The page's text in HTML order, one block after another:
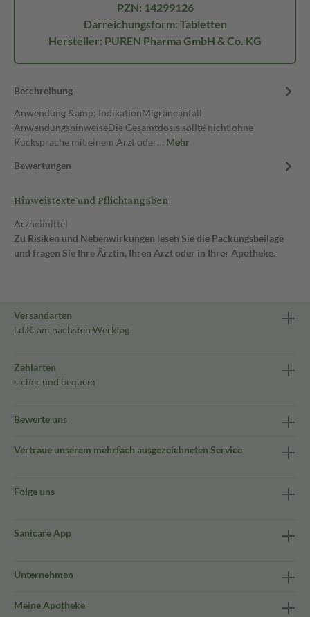
PZN: 14299126
Darreichungsform: Tabletten
Hersteller: PUREN Pharma GmbH & Co. KG
Beschreibung
Anwendung &amp; IndikationMigräneanfall
AnwendungshinweiseDie Gesamtdosis sollte nicht ohne
Rücksprache mit einem Arzt oder… Mehr
Bewertungen
Hinweistexte und Pflichtangaben
Arzneimittel
Zu Risiken und Nebenwirkungen lesen Sie die Packungsbeilage
und fragen Sie Ihre Ärztin, Ihren Arzt oder in Ihrer Apotheke.
Versandarten
i.d.R. am nächsten Werktag
Zahlarten
sicher und bequem
Bewerte uns
Vertraue unserem mehrfach ausgezeichneten Service
Folge uns
Sanicare App
Unternehmen
Meine Apotheke